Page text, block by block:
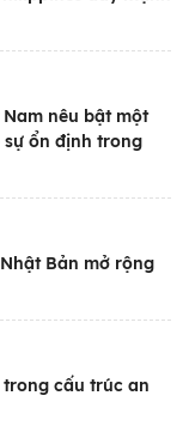
nêu bật một
sự ổn định trong
Bản mở rộng
cấu trúc an